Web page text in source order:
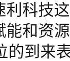
科技
能和资
的到来